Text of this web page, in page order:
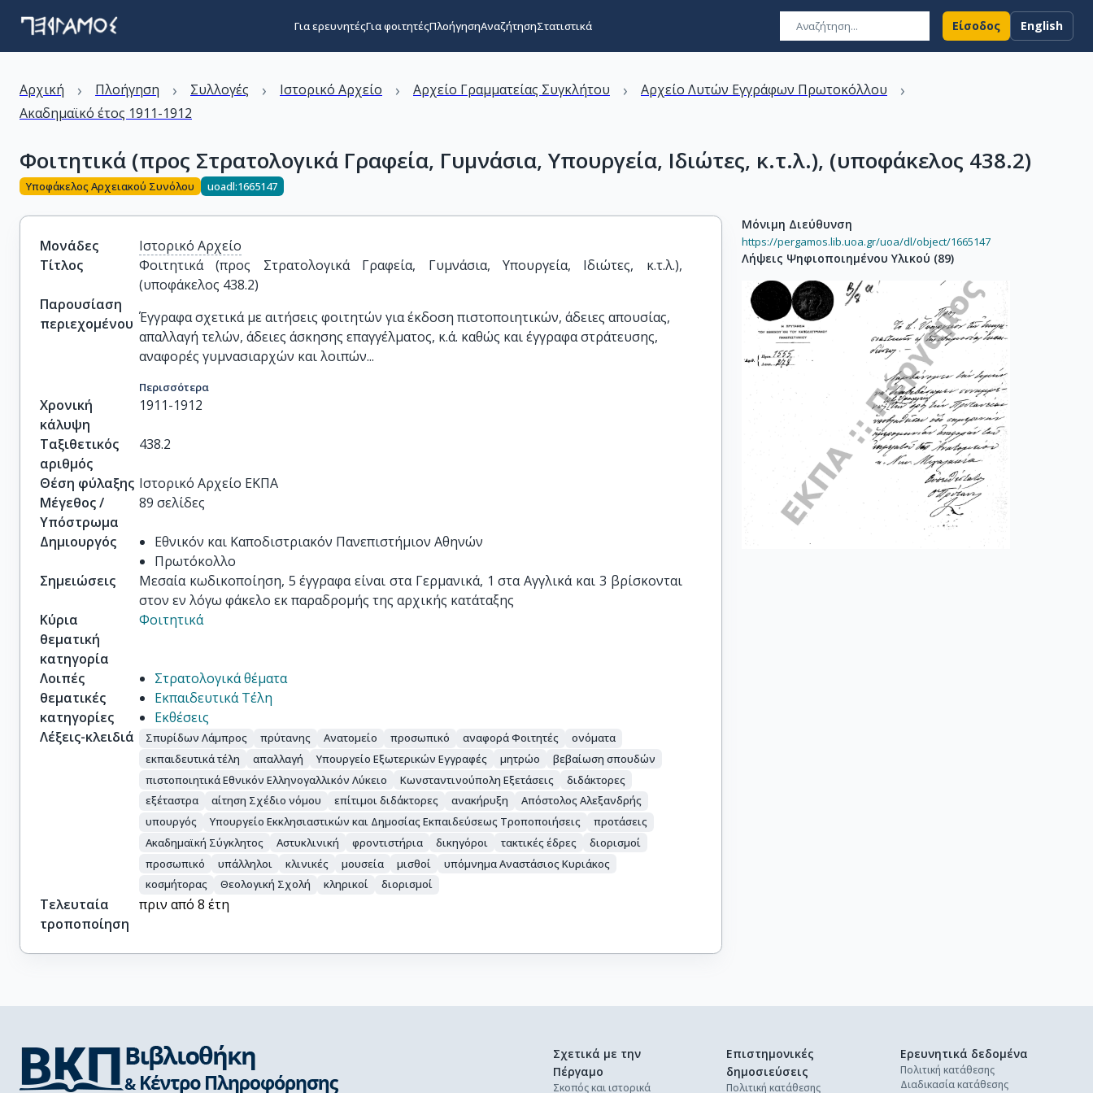
Για ερευνητέςΓια φοιτητέςΠλοήγησηΑναζήτησηΣτατιστικά Είσοδος English
Αρχική › Πλοήγηση › Συλλογές › Ιστορικό Αρχείο › Αρχείο Γραμματείας Συγκλήτου › Αρχείο Λυτών Εγγράφων Πρωτοκόλλου ›
Ακαδημαϊκό έτος 1911-1912
Φοιτητικά (προς Στρατολογικά Γραφεία, Γυμνάσια, Υπουργεία, Ιδιώτες, κ.τ.λ.), (υποφάκελος 438.2)
Υποφάκελος Αρχειακού Συνόλου uoadl:1665147
Μονάδες
Ιστορικό Αρχείο
Τίτλος
Φοιτητικά (προς Στρατολογικά Γραφεία, Γυμνάσια, Υπουργεία, Ιδιώτες, κ.τ.λ.),
(υποφάκελος 438.2)
Παρουσίαση
περιεχομένου Έγγραφα σχετικά με αιτήσεις φοιτητών για έκδοση πιστοποιητικών, άδειες απουσίας,
απαλλαγή τελών, άδειες άσκησης επαγγέλματος, κ.ά. καθώς και έγγραφα στράτευσης,
αναφορές γυμνασιαρχών και λοιπών...
Περισσότερα
Χρονική
κάλυψη
1911-1912
Ταξιθετικός
αριθμός
438.2
Θέση φύλαξης Ιστορικό Αρχείο ΕΚΠΑ
Μέγεθος /
Υπόστρωμα
89 σελίδες
Δημιουργός
Εθνικόν και Καποδιστριακόν Πανεπιστήμιον Αθηνών
Πρωτόκολλο
Σημειώσεις
Μεσαία κωδικοποίηση, 5 έγγραφα είναι στα Γερμανικά, 1 στα Αγγλικά και 3 βρίσκονται
στον εν λόγω φάκελο εκ παραδρομής της αρχικής κατάταξης
Κύρια
θεματική
κατηγορία
Φοιτητικά
Λοιπές
θεματικές
κατηγορίες
Στρατολογικά θέματα
Εκπαιδευτικά Τέλη
Εκθέσεις
Λέξεις-κλειδιά
Σπυρίδων Λάμπρος πρύτανης Ανατομείο προσωπικό αναφορά Φοιτητές
ονόματα
εκπαιδευτικά τέλη
απαλλαγή Υπουργείο Εξωτερικών Εγγραφές μητρώο
βεβαίωση σπουδών
πιστοποιητικά Εθνικόν Ελληνογαλλικόν Λύκειο
Κωνσταντινούπολη Εξετάσεις
διδάκτορες
εξέταστρα
αίτηση Σχέδιο νόμου επίτιμοι διδάκτορες ανακήρυξη
Απόστολος Αλεξανδρής
υπουργός
Υπουργείο Εκκλησιαστικών και Δημοσίας Εκπαιδεύσεως Τροποποιήσεις
προτάσεις
Ακαδημαϊκή Σύγκλητος
Αστυκλινική φροντιστήρια δικηγόροι τακτικές έδρες
διορισμοί
προσωπικό
υπάλληλοι κλινικές μουσεία μισθοί
υπόμνημα Αναστάσιος Κυριάκος
κοσμήτορας
Θεολογική Σχολή κληρικοί διορισμοί
Τελευταία
τροποποίηση
πριν από 8 έτη
Μόνιμη Διεύθυνση
https://pergamos.lib.uoa.gr/uoa/dl/object/1665147
Λήψεις Ψηφιοποιημένου Υλικού (89)
Σχετικά με την
Πέργαμο
Σκοπός και ιστορικά
Επιστημονικές
δημοσιεύσεις
Πολιτική κατάθεσης
Ερευνητικά δεδομένα
Πολιτική κατάθεσης
Διαδικασία κατάθεσης